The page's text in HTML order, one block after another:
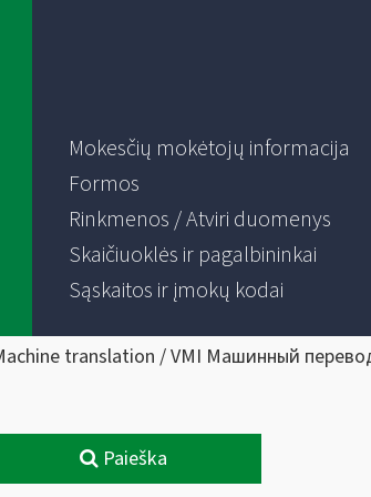
Mokesčių mokėtojų informacija
Formos
Rinkmenos / Atviri duomenys
Skaičiuoklės ir pagalbininkai
Sąskaitos ir įmokų kodai
translation / VMI Машинный
Paieška